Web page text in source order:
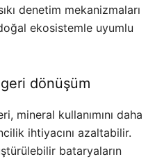
denetim mekanizmaları
ekosistemle uyumlu
dönüşüm
mineral kullanımını daha
ihtiyacını azaltabilir.
bataryaların